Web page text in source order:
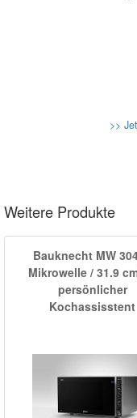
>>
Weitere Produkte
Bauknecht MW
Mikrowelle / 31.9
persönlicher
Kochassisstent